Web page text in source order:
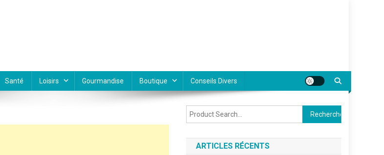
Santé Loisirs Gourmandise Boutique Conseils Divers
Rechercher :
ARTICLES RÉCENTS